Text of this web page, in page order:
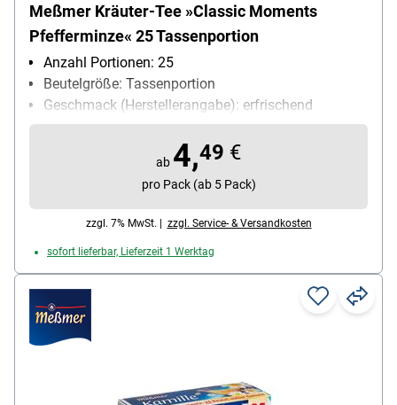
Meßmer Kräuter-Tee »Classic Moments
Pfefferminze« 25 Tassenportion
Anzahl Portionen: 25
Beutelgröße: Tassenportion
Geschmack (Herstellerangabe): erfrischend
Kuvert: Papierkuvert
Ziehzeit: 5 bis 6 min
ab 4,49 €
pro Pack (ab 5 Pack)
zzgl. 7% MwSt. | zzgl. Service- & Versandkosten
sofort lieferbar, Lieferzeit 1 Werktag